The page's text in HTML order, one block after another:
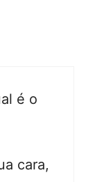
é o
cara,